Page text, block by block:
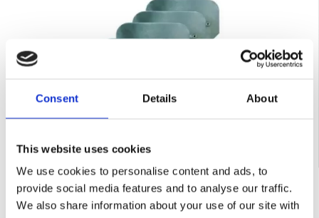
Consent Details About
This website uses cookies
We use cookies to personalise content and ads, to
provide social media features and to analyse our traffic.
We also share information about your use of our site with
Contactează-ne